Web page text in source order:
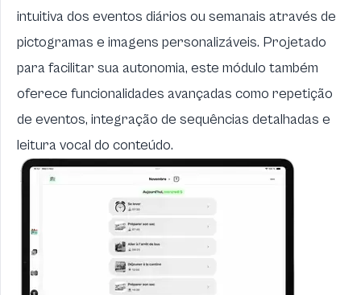
intuitiva dos eventos diários ou semanais através de
pictogramas e imagens personalizáveis. Projetado
para facilitar sua autonomia, este módulo também
oferece funcionalidades avançadas como repetição
de eventos, integração de sequências detalhadas e
leitura vocal do conteúdo.